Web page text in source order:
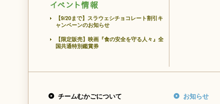
【9/20まで】スラウェシチョコレート割引キ
ャンペーンのお知らせ
【限定販売】映画『食の安全を守る人々』全
国共通特別鑑賞券
チームむかごについて お知らせ